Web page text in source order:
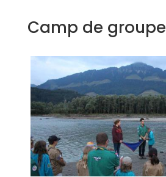
Camp de groupe